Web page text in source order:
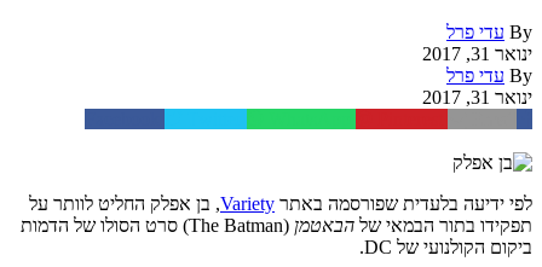
By עדי פרל
ינואר 31, 2017
By עדי פרל
ינואר 31, 2017
לפי ידיעה בלעדית שפורסמה באתר Variety, בן אפלק החליט לוותר על
תפקידו בתור הבמאי של הבאטמן
(The Batman) סרט הסולו של הדמות
ביקום הקולנועי של DC.